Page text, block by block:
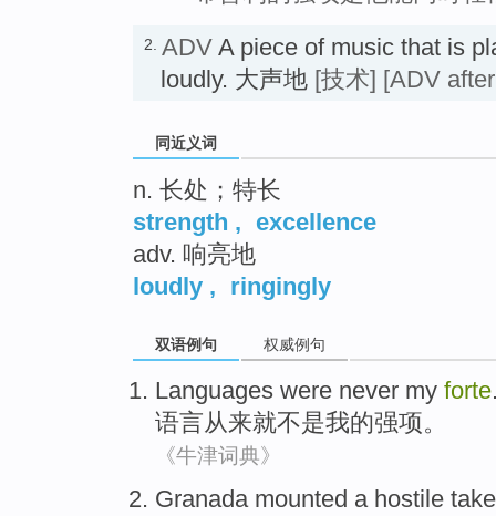
2. ADV A piece of music that is
loudly. 大声地 [技术] [ADV
同近义词
n. 长处；特长
strength , excellence
adv. 响亮地
loudly , ringingly
双语例句 权威例句
Languages were never my forte
语言从来就不是我的强项。
《牛津词典》
Granada mounted a hostile